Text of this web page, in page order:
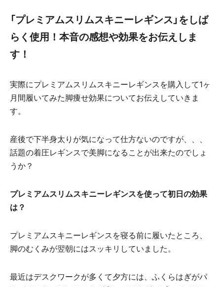
「プレミアムスリムスキニーレギンス」をしば
らく使用！本音の感想や効果をお伝えしま
す！
実際にプレミアムスリムスキニーレギンスを購入して1ヶ
月間履いてみた脚痩せ効果についてお伝えしていきま
す。
産後で下半身太りが気になって仕方ないのですが、、、
話題の着圧レギンスで美脚になることが出来たのでしょ
うか？
プレミアムスリムスキニーレギンスを使って初日の効果
は？
プレミアムスキニーレギンスを寝る前に履いたところ、
脚のむくみが翌朝にはスッキリしていました。
最近はデスクワークが多くて夕方には、ふくらはぎがパ